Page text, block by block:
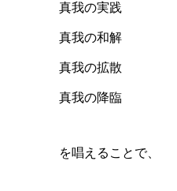
真我の実践
真我の和解
真我の拡散
真我の降臨
を唱えることで、